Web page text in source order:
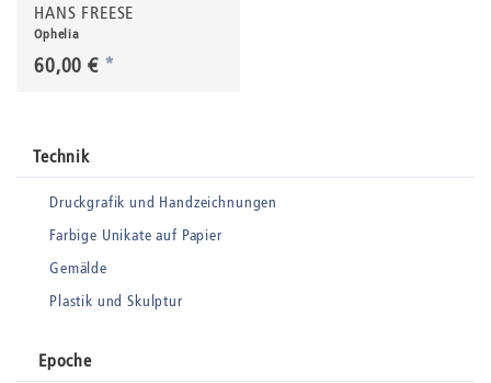
HANS FREESE
Ophelia
60,00 € *
Technik
Druckgrafik und Handzeichnungen
Farbige Unikate auf Papier
Gemälde
Plastik und Skulptur
Epoche